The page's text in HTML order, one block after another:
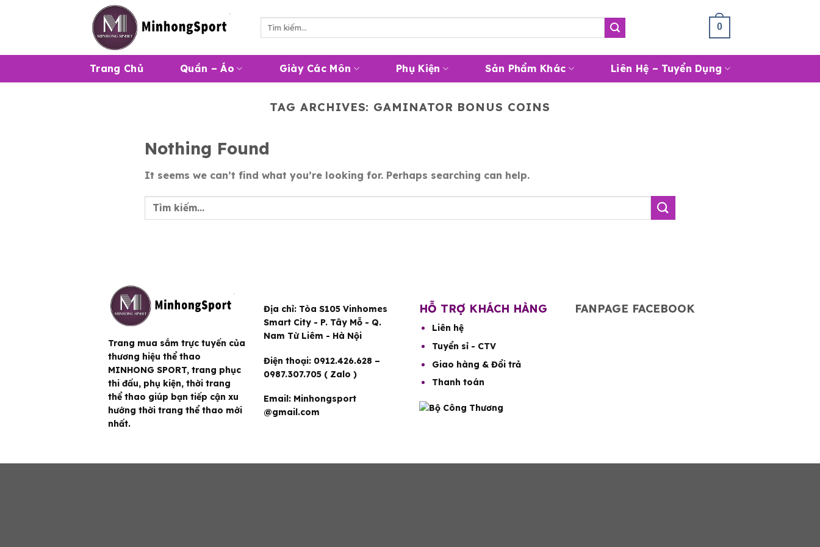
Tìm
0
Trang Chủ Quần – Áo Giày Các Môn Phụ Kiện Sản Phẩm Khác Liên Hệ – Tuyển Dụng
TAG ARCHIVES: GAMINATOR BONUS COINS
Nothing Found
It seems we can’t find what you’re looking for. Perhaps searching can help.
Trang mua sắm trực tuyến của
thương hiệu thể thao
MINHONG SPORT, trang phục
thi đấu, phụ kiện, thời trang
thể thao giúp bạn tiếp cận xu
hướng thời trang thể thao mới
nhất.
Địa chỉ: Tòa S105 Vinhomes
Smart City - P. Tây Mỗ - Q.
Nam Từ Liêm - Hà Nội
Điện thoại: 0912.426.628 –
0987.307.705 ( Zalo )
Email: Minhongsport
@gmail.com
HỖ TRỢ KHÁCH HÀNG
Liên hệ
Tuyển sỉ - CTV
Giao hàng & Đổi trả
Thanh toán
FANPAGE FACEBOOK